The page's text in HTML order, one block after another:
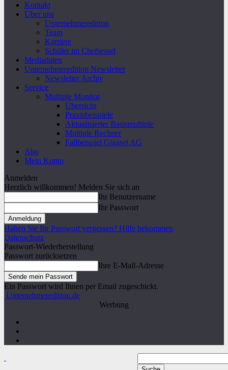
Kontakt
Über uns
Unternehmeredition
Team
Karriere
Schüler im Chefsessel
Mediadaten
Unternehmeredition Newsletter
Newsletter Archiv
Service
Multiple Monitor
Übersicht
Praxisbeispiele
Aktualisierter Basismultiple
Multiple Rechner
Fallbeispiel Gigaset AG
Abo
Mein Konto
Anmelden
Herzlich willkommen! Melden Sie sich an
Ihr Benutzername
Ihr Passwort
Haben Sie Ihr Passwort vergessen? Hilfe bekommen
Datenschutz
Passwort-Wiederherstellung
Passwort zurücksetzen
Ihre E-Mail-Adresse
Ein Passwort wird Ihnen per Email zugeschickt.
Unternehmeredition.de
Werbung